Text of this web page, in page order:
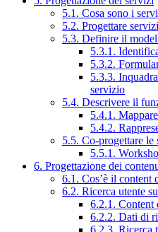
5.1. Cosa sono i
5.2. Progettare
5.3. Definire il
5.3.1.
5.3.2.
5.3.3.
servizio
5.4. Descrivere il
5.4.1.
5.4.2.
5.5. Co-progettare le
5.5.1.
6. Progettazione dei
6.1. Cos’è il content
6.2. Ricerca utente
6.2.1. Content
6.2.2. Dati di
6.2.3. Ricerca